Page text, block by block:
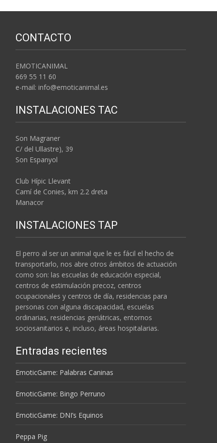
CONTACTO
EMOTICANIMAL
669 55 11 60
e-mail: info@emoticanimal.es
INSTALACIONES TAC
Son Magraner
C/ del Ullastre), 39
Son Espanyol
Club Hípic Llevant
Camí de Conies, km 2.2 dreta
Manacor
INSTALACIONES TAP
El perro al ser un animal que le es fácil el hecho de
transportarlo, nos abre otros ámbitos de actuación
como son: las escuelas de educación especial,
centros de estimulación precoz, centros
ocupacionales y centros de día, residencias para
personas con alguna discapacidad, escuelas
ordinarias, residencias geriátricas, entornos
sociosanitarios e, incluso, áreas hospitalarias.
Entradas recientes
EmoticGame: Palabras Caninas
EmoticGame: Bingo Perruno
EmoticGame: DNI’s Equinos
Peppa Pig